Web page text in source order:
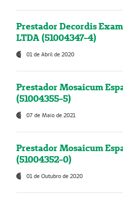
Prestador Decordis
LTDA (51004347-4)
01 de Abril de 2020
Prestador Mosaicum
(51004355-5)
07 de Maio de 2021
Prestador Mosaicum
(51004352-0)
01 de Outubro de 2020